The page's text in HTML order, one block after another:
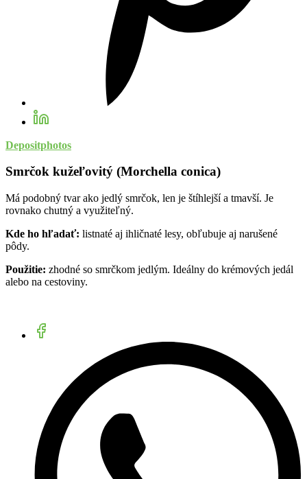
Depositphotos
Smrčok kužeľovitý (Morchella conica)
Má podobný tvar ako jedlý smrčok, len je štíhlejší a tmavší. Je
rovnako chutný a využiteľný.
Kde ho hľadať: listnaté aj ihličnaté lesy, obľubuje aj narušené
pôdy.
Použitie: zhodné so smrčkom jedlým. Ideálny do krémových jedál
alebo na cestoviny.